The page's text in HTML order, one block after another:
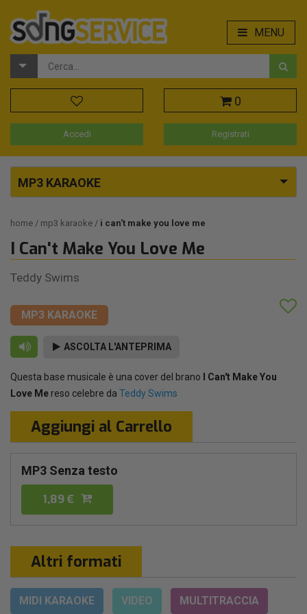
MENU
0
Accedi Registrati
MP3 KARAOKE
home mp3 karaoke i can't make you love me
I Can't Make You Love Me
Teddy Swims
MP3 KARAOKE
ASCOLTA L'ANTEPRIMA
Questa base musicale è una cover del brano
I Can't Make You
Love Me reso celebre da Teddy Swims
Aggiungi al Carrello
MP3 Senza testo
1,89 €
Altri formati
MIDI KARAOKE VIDEO MULTITRACCIA